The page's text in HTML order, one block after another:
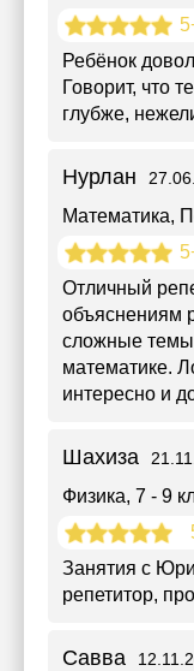
Ребёнок
Говорит, что
глубже,
Нурлан
Математика,
Отличный
объяснениям
сложные
математике.
интересно и
Шахиза
Физика, 7 - 9
Занятия с
репетитор,
Савва